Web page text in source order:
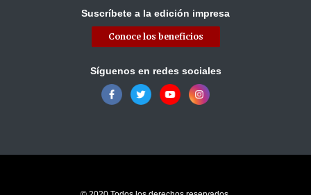
Suscríbete a la edición impresa
Conoce los beneficios
Síguenos en redes sociales